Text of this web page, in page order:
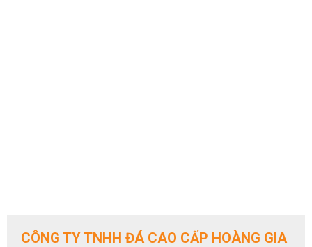
CÔNG TY TNHH ĐÁ CAO CẤP HOÀNG GIA